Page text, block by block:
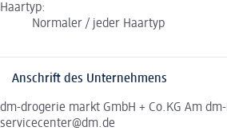
Haartyp:
Normaler / jeder Haartyp
Anschrift des Unternehmens
dm-drogerie markt GmbH + Co.KG Am
servicecenter@dm.de